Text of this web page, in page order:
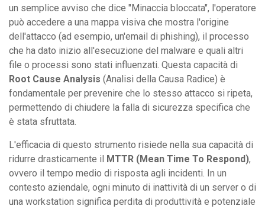
un semplice avviso che dice "Minaccia bloccata", l'operatore
può accedere a una mappa visiva che mostra l'origine
dell'attacco (ad esempio, un'email di phishing), il processo
che ha dato inizio all'esecuzione del malware e quali altri
file o processi sono stati influenzati. Questa capacità di
Root Cause Analysis (Analisi della Causa Radice) è
fondamentale per prevenire che lo stesso attacco si ripeta,
permettendo di chiudere la falla di sicurezza specifica che
è stata sfruttata.
L'efficacia di questo strumento risiede nella sua capacità di
ridurre drasticamente il MTTR (Mean Time To Respond),
ovvero il tempo medio di risposta agli incidenti. In un
contesto aziendale, ogni minuto di inattività di un server o di
una workstation significa perdita di produttività e potenziale